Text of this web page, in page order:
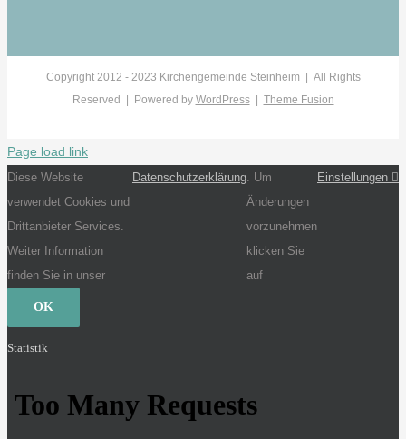
Copyright 2012 - 2023 Kirchengemeinde Steinheim | All Rights
Reserved | Powered by WordPress| Theme Fusion
Page load link
Diese Website
verwendet Cookies und
Drittanbieter Services.
Weiter Information
finden Sie in unser
Datenschutzerklärung . Um
Änderungen
vorzunehmen
klicken Sie
auf
Einstellungen
OK
Statistik